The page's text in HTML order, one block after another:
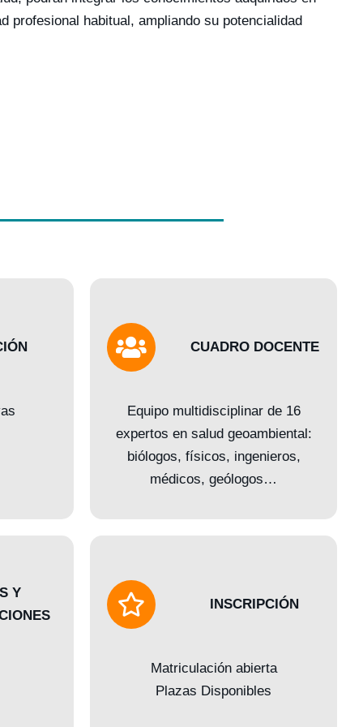
profesional habitual, ampliando su potencialidad
CUADRO DOCENTE
Equipo multidisciplinar de 16
expertos en salud geoambiental:
biólogos, físicos, ingenieros,
médicos, geólogos…
Y
INSCRIPCIÓN
Matriculación abierta
Plazas Disponibles